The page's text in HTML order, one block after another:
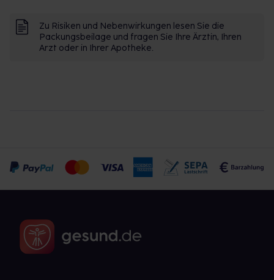
Zu Risiken und Nebenwirkungen lesen Sie die
Packungsbeilage und fragen Sie Ihre Ärztin, Ihren
Arzt oder in Ihrer Apotheke.